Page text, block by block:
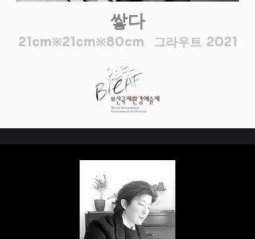
쌓다
21cm※21cm※80cm 그라우트 2021